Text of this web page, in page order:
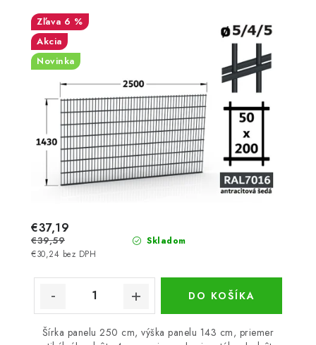
6 %
Akcia
Novinka
Skladom
€30,24 bez DPH
€37,19
€39,59
DO KOŠÍKA
Šírka panelu 250 cm, výška panelu 143 cm, priemer